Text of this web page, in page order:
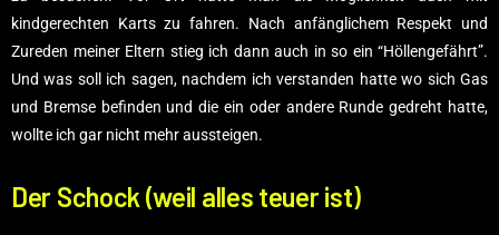
kindgerechten Karts zu fahren. Nach anfänglichem Respekt und
Zureden meiner Eltern stieg ich dann auch in so ein “Höllengefährt”.
Und was soll ich sagen, nachdem ich verstanden hatte wo sich Gas
und Bremse befinden und die ein oder andere Runde gedreht hatte,
wollte ich gar nicht mehr aussteigen.
Der Schock (weil alles teuer ist)